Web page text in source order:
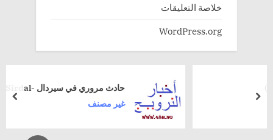
خلاصة التعليقات
WordPress.org
حادث مروري في سيردال -Sirdal
غير مصنف next